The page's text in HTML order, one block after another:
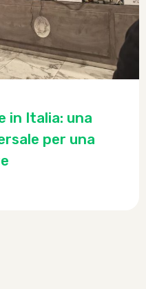
in Italia: una
per una